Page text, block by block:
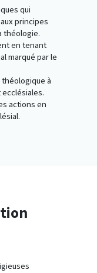
qui
principes
théologie.
en tenant
marqué par le
à
actions en